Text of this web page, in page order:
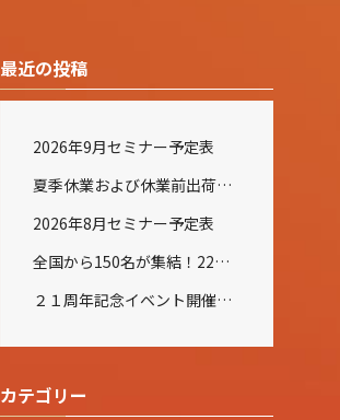
最近の投稿
2026年9月セミナー予定表
夏季休業および休業前出荷受付のご案内
2026年8月セミナー予定表
全国から150名が集結！22周年記念イベント開催報告
２１周年記念イベント開催のご報告
カテゴリー